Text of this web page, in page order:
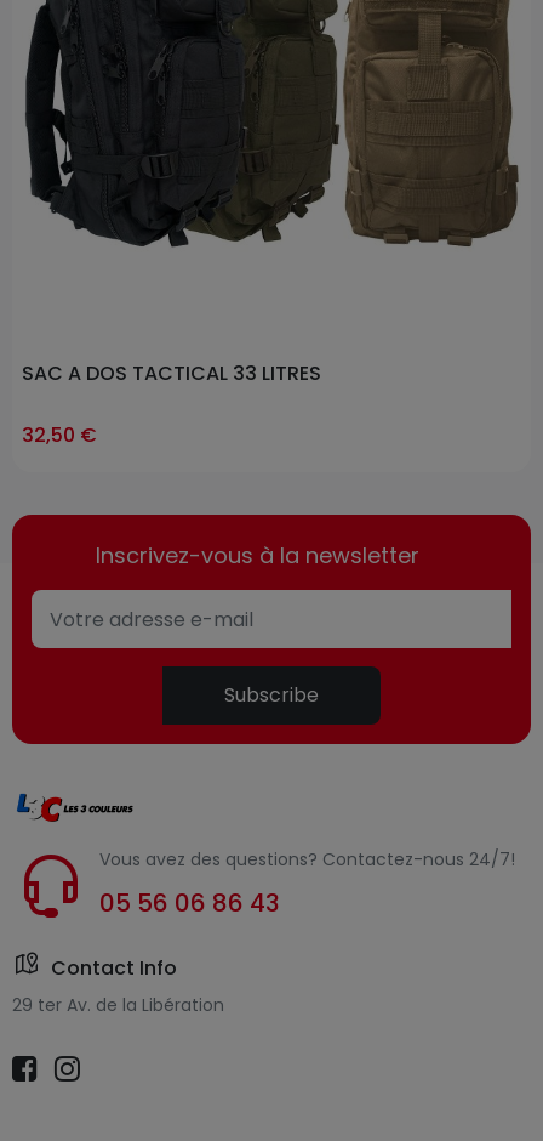
SAC A DOS TACTICAL 33 LITRES
32,50 €
Inscrivez-vous à la newsletter
Subscribe
Vous avez des questions? Contactez-nous 24/7!
05 56 06 86 43
Contact Info
29 ter Av. de la Libération